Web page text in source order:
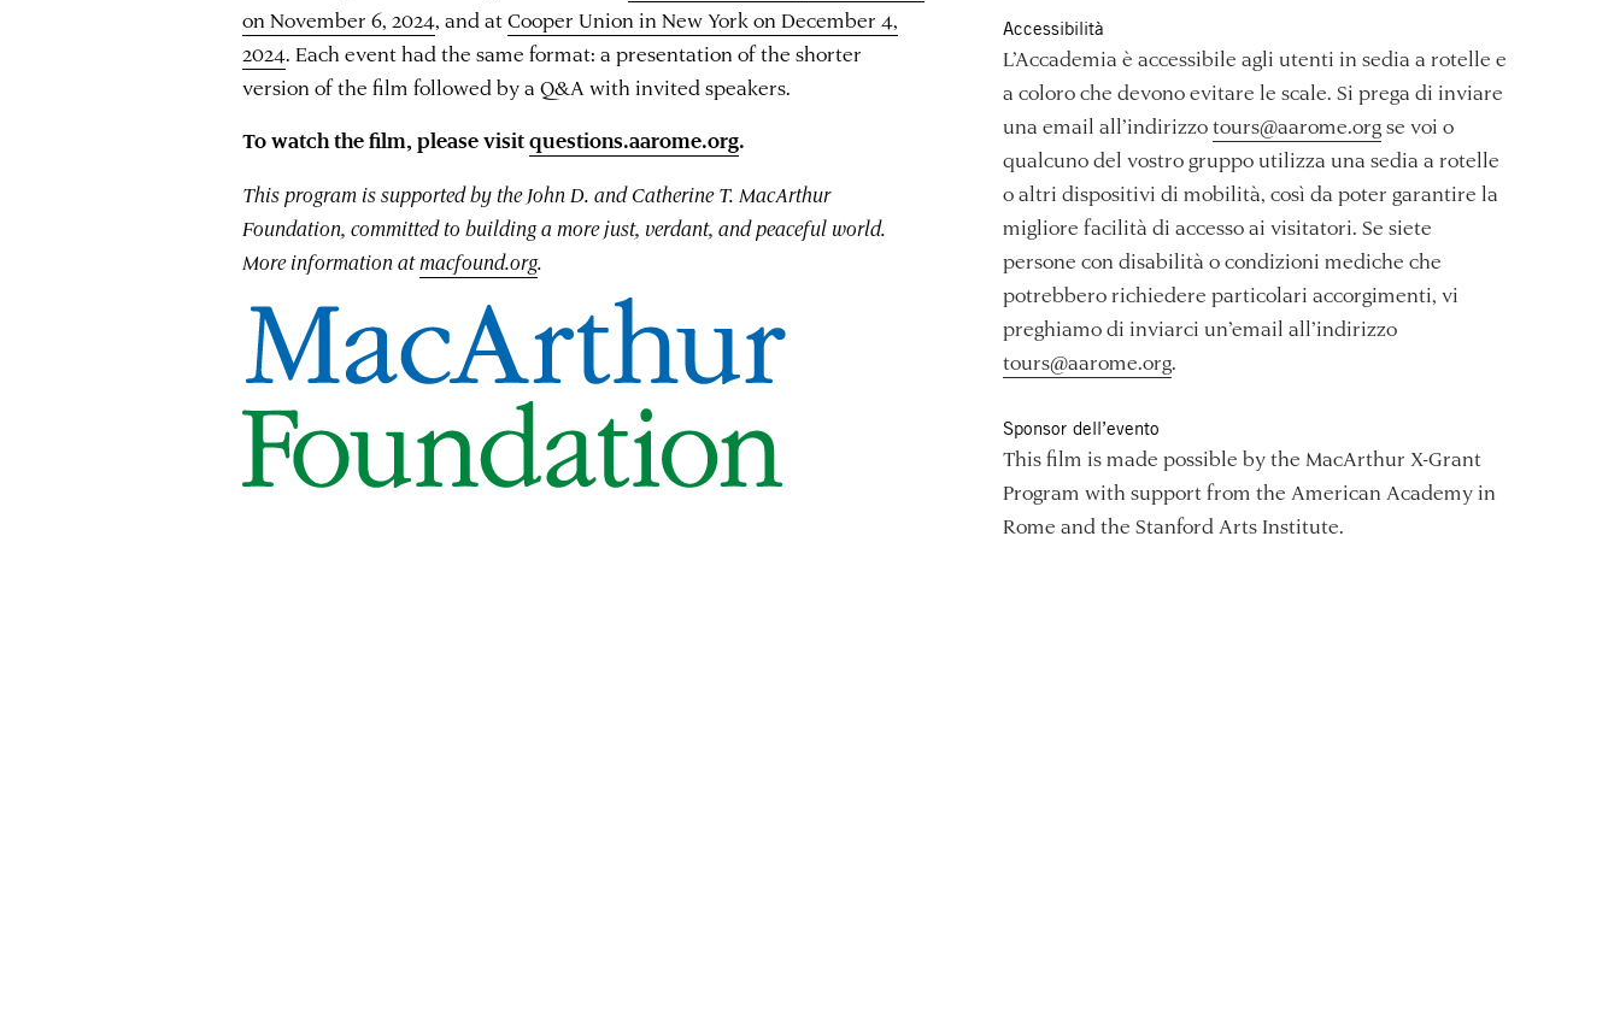
on November 6, 2024, and atCooper Union in New York on December 4,
2024. Each event had the same format: a presentation of the shorter
version of the film followed by a Q&A with invited speakers.
To watch the film, please visitquestions.aarome.org.
This program is supported by the John D. and Catherine T. MacArthur
Foundation, committed to building a more just, verdant, and peaceful world.
More information atmacfound.org.
Accessibilità
L’Accademia è accessibile agli utenti in sedia a rotelle e
a coloro che devono evitare le scale. Si prega di inviare
una email all’indirizzotours@aarome.orgse voi o
qualcuno del vostro gruppo utilizza una sedia a rotelle
o altri dispositivi di mobilità, così da poter garantire la
migliore facilità di accesso ai visitatori. Se siete
persone con disabilità o condizioni mediche che
potrebbero richiedere particolari accorgimenti, vi
preghiamo di inviarci un’email all’indirizzo
tours@aarome.org.
Sponsor dell’evento
This film is made possible by the MacArthur X-Grant
Program with support from the American Academy in
Rome and the Stanford Arts Institute.